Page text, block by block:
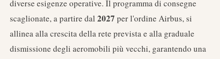
diverse esigenze operative. Il programma di consegne
scaglionate, a partire dal 2027 per l'ordine Airbus, si
allinea alla crescita della rete prevista e alla graduale
dismissione degli aeromobili più vecchi, garantendo una